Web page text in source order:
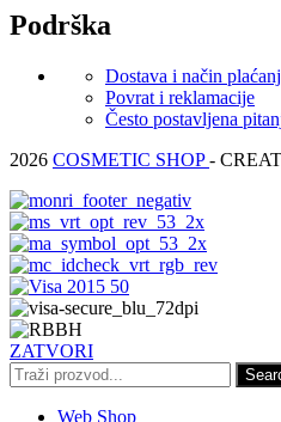
Podrška
Dostava i način
Povrat i reklamacije
Često postavljena
2026 COSMETIC SHOP-
ZATVORI
Web Shop